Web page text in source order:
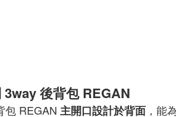
後背包 REGAN
包 REGAN 主開口設計於背面 ，能